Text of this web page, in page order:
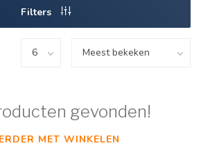
Filters
gevonden!
MET WINKELEN